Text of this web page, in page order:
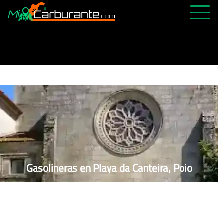
ABIERTAS 24H
ÚLTIMAS MATRÍCULAS
FAVORITAS
Gasolineras en Playa da Canteira, Poio